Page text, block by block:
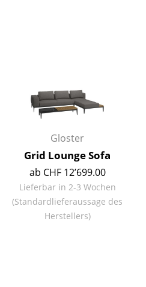
Esszimmer
Schlafzimmer
Kinderzimmer
Arbeitszimmer
Diele
Gloster
Grid Lounge Sofa
ab CHF 12’699.00
Lieferbar in 2-3 Wochen
(Standardlieferaussage des
Herstellers)